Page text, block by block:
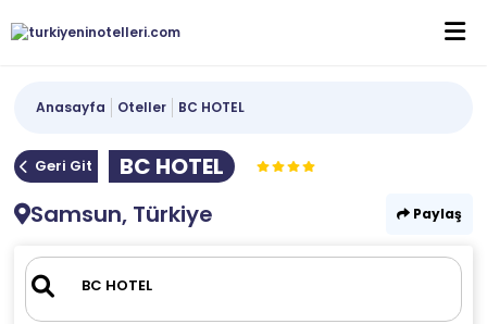
Anasayfa Oteller BC HOTEL
Geri Git
BC HOTEL
Samsun, Türkiye
Paylaş